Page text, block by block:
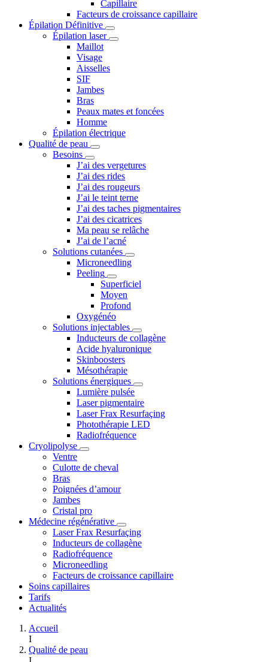
Capillaire
Facteurs de croissance capillaire
Épilation Définitive
Épilation laser
Maillot
Visage
Aisselles
SIF
Jambes
Bras
Peaux mates et foncées
Homme
Épilation électrique
Qualité de peau
Besoins
J’ai des vergetures
J’ai des rides
J’ai des rougeurs
J’ai le teint terne
J’ai des taches pigmentaires
J’ai des cicatrices
Ma peau se relâche
J’ai de l’acné
Solutions cutanées
Microneedling
Peeling
Superficiel
Moyen
Profond
Oxygénéo
Solutions injectables
Inducteurs de collagène
Acide hyaluronique
Skinboosters
Mésothérapie
Solutions énergiques
Lumière pulsée
Laser pigmentaire
Laser Frax Resurfaçing
Photothérapie LED
Radiofréquence
Cryolipolyse
Ventre
Culotte de cheval
Bras
Poignées d’amour
Jambes
Cristal pro
Médecine régénérative
Laser Frax Resurfaçing
Inducteurs de collagène
Radiofréquence
Microneedling
Facteurs de croissance capillaire
Soins capillaires
Tarifs
Actualités
Accueil
I
Qualité de peau